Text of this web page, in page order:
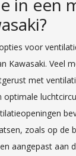
voor
Kawasaki. Veel
met
optimale
zoals op de
aangepast aan